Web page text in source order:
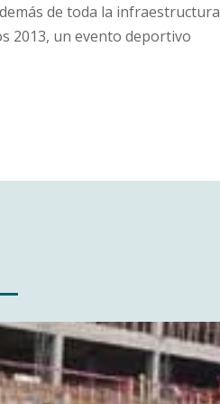
de toda la infraestructura
2013, un evento deportivo